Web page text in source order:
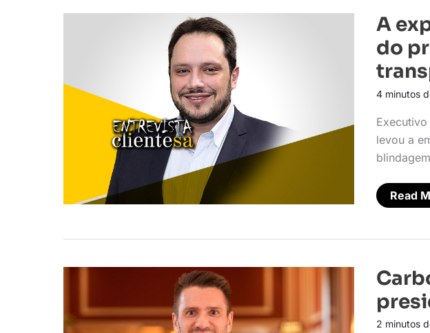
A
do
4 minutos
levou a
que
nasce
da
Read
2 minutos
Carbon
tem
vice-